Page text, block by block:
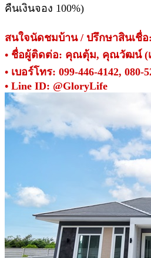
คืนเงินจอง 100%)
สนใจนัดชมบ้าน / ปรึกษาสินเชื่อ:
• ชื่อผู้ติดต่อ: คุณตุ้ม, คุณวัฒน์ (เ
• เบอร์โทร: 099-446-4142, 080-
• Line ID: @GloryLife